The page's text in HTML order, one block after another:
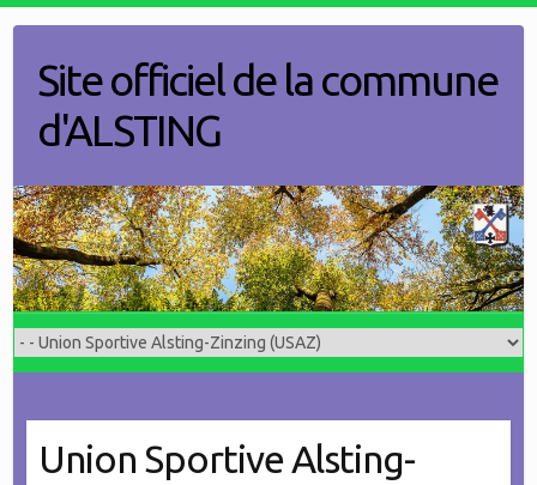
contentSite officiel de la commune
d'ALSTING
Union Sportive Alsting-